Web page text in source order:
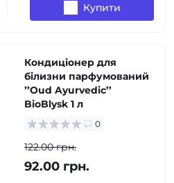
Купити
Кондиціонер для
білизни парфумований
ʼʼOud Ayurvedic’’
BioBlysk 1 л
0
122.00 грн.
92.00 грн.